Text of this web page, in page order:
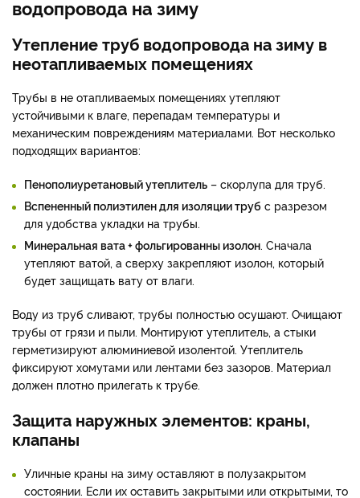
водопровода на зиму
Утепление труб водопровода на зиму в
неотапливаемых помещениях
Трубы в не отапливаемых помещениях утепляют
устойчивыми к влаге, перепадам температуры и
механическим повреждениям материалами. Вот несколько
подходящих вариантов:
Пенополиуретановый утеплитель – скорлупа для труб.
Вспененный полиэтилен для изоляции труб с разрезом
для удобства укладки на трубы.
Минеральная вата + фольгированны изолон. Сначала
утепляют ватой, а сверху закрепляют изолон, который
будет защищать вату от влаги.
Воду из труб сливают, трубы полностью осушают. Очищают
трубы от грязи и пыли. Монтируют утеплитель, а стыки
герметизируют алюминиевой изолентой. Утеплитель
фиксируют хомутами или лентами без зазоров. Материал
должен плотно прилегать к трубе.
Защита наружных элементов: краны,
клапаны
Уличные краны на зиму оставляют в полузакрытом
состоянии. Если их оставить закрытыми или открытыми, то